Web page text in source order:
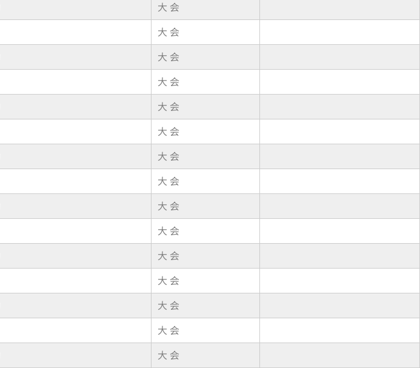
大 会
大 会
大 会
大 会
大 会
大 会
大 会
大 会
大 会
大 会
大 会
大 会
大 会
大 会
大 会